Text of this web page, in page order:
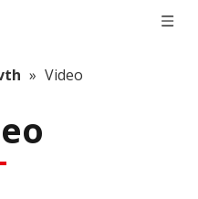
» Video